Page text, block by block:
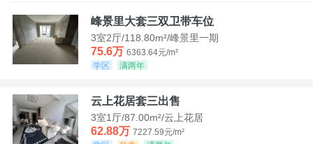
峰景里大套三双卫带车位
3室2厅/118.80m²/峰景里一期
75.6万 6363.64元/m²
学区
满两年
云上花居套三出售
3室1厅/87.00m²/云上花居
62.88万 7227.59元/m²